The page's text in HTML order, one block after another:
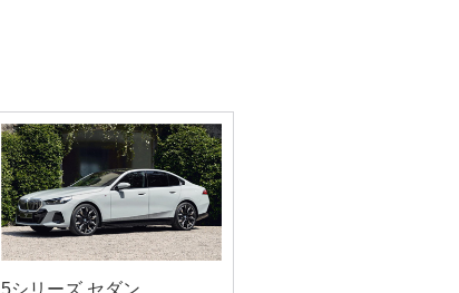
5シリーズ セダン